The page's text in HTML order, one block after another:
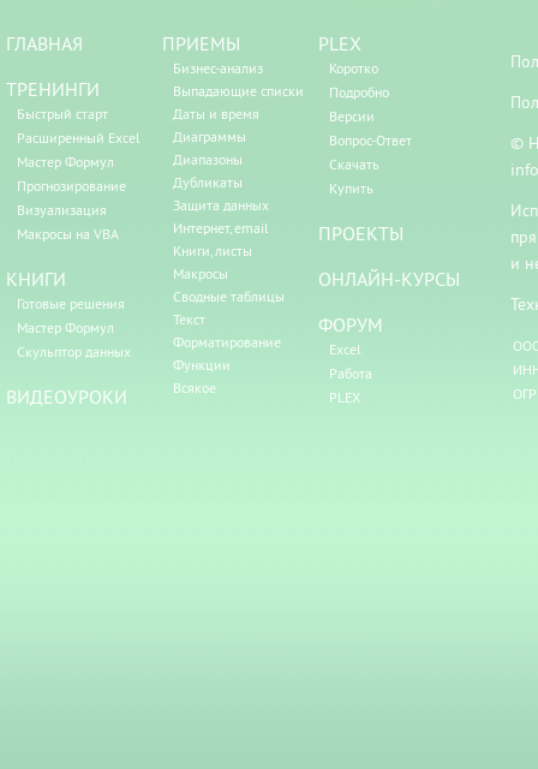
ГЛАВНАЯ
ТРЕНИНГИ
Быстрый старт
Расширенный Excel
Мастер Формул
Прогнозирование
Визуализация
Макросы на VBA
КНИГИ
Готовые решения
Мастер Формул
Скульптор данных
ВИДЕОУРОКИ
ПРИЕМЫ
Бизнес-анализ
Выпадающие списки
Даты и время
Диаграммы
Диапазоны
Дубликаты
Защита данных
Интернет, email
Книги, листы
Макросы
Сводные таблицы
Текст
Форматирование
Функции
Всякое
PLEX
Коротко
Подробно
Версии
Вопрос-Ответ
Скачать
Купить
ПРОЕКТЫ
ОНЛАЙН-КУРСЫ
ФОРУМ
Excel
Работа
PLEX
©
и